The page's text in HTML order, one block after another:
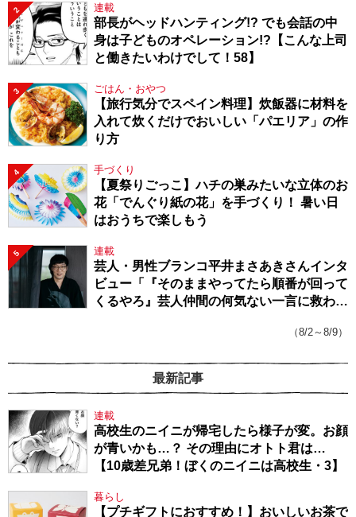
2 連載
部長がヘッドハンティング!? でも会話の中
身は子どものオペレーション!?【こんな上司
と働きたいわけでして！58】
3 ごはん・おやつ
【旅行気分でスペイン料理】炊飯器に材料を
入れて炊くだけでおいしい「パエリア」の作
り方
4 手づくり
【夏祭りごっこ】ハチの巣みたいな立体のお
花「でんぐり紙の花」を手づくり！ 暑い日
はおうちで楽しもう
5 連載
芸人・男性ブランコ平井まさあきさんインタ
ビュー「『そのままやってたら順番が回って
くるやろ』芸人仲間の何気ない一言に救われ
（8/2～8/9）
最新記事
連載
高校生のニイニが帰宅したら様子が変。お顔
が青いかも…？ その理由にオトト君は…
【10歳差兄弟！ぼくのニイニは高校生・3】
暮らし
【プチギフトにおすすめ！】おいしいお茶で